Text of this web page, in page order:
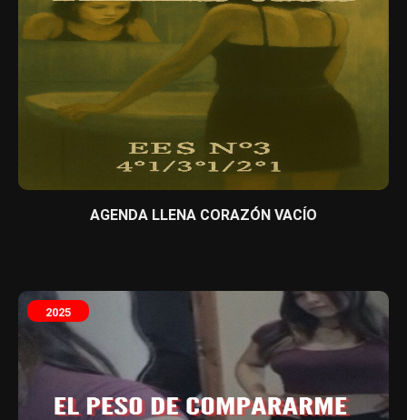
AGENDA LLENA CORAZÓN VACÍO
2025